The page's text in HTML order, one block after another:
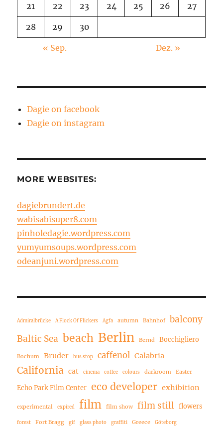
21 22 23 24 25 26 27
28 29 30
« Sep. Dez. »
Dagie on facebook
Dagie on instagram
MORE WEBSITES:
dagiebrundert.de
wabisabisuper8.com
pinholedagie.wordpress.com
yumyumsoups.wordpress.com
odeanjuni.wordpress.com
Admiralbrücke A Flock Of Flickers Agfa autumn Bahnhof
balcony
Baltic Sea beach Berlin Bernd Bocchigliero
Bochum Bruder bus stop caffenol Calabria
California cat cinema coffee colours darkroom Easter
Echo Park Film Center eco developer exhibition
experimental expired film film show film still flowers
forest Fort Bragg gif glass photo graffiti Greece Göteborg